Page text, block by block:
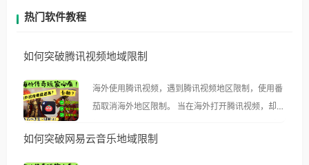
热门软件教程
如何突破腾讯视频地域限制
海外使用腾讯视频，遇到腾讯视频地区限制，使用番
茄取消海外地区限制。 当在海外打开腾讯视频，却突
示语。 海外用户如香港、澳门、台湾、美国、加拿
如何突破网易云音乐地域限制